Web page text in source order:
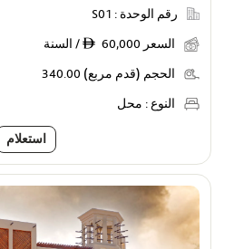
رقم الوحدة : S01
السعر ê 60,000 / السنة
الحجم (قدم مربع) 340.00
النوع : محل
استعلام